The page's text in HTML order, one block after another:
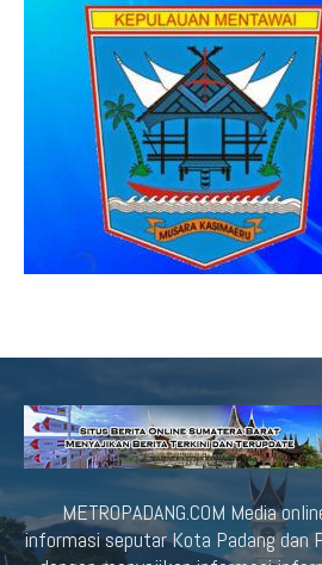
METROPADANG.COM Media
informasi seputar Kota Padang dan